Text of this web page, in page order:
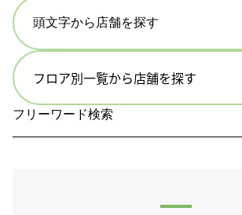
頭文字から店舗を探す
フロア別一覧から店舗を探す